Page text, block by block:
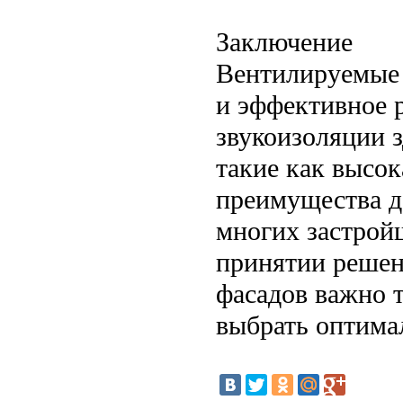
Заключение
Вентилируемые
и эффективное
звукоизоляции
такие как
преимущества
многих
принятии
фасадов важно
выбрать